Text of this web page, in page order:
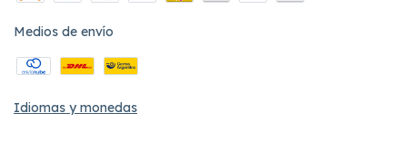
Medios de envío
Idiomas y monedas